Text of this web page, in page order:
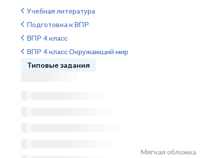
Мягкая обложка
Учебная литература
Подготовка к ВПР
ВПР 4 класс
ВПР 4 класс Окружающий мир
Типовые задания